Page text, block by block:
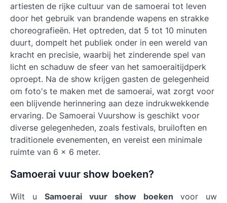
artiesten de rijke cultuur van de samoerai tot leven
door het gebruik van brandende wapens en strakke
choreografieën. Het optreden, dat 5 tot 10 minuten
duurt, dompelt het publiek onder in een wereld van
kracht en precisie, waarbij het zinderende spel van
licht en schaduw de sfeer van het samoeraitijdperk
oproept. Na de show krijgen gasten de gelegenheid
om foto's te maken met de samoerai, wat zorgt voor
een blijvende herinnering aan deze indrukwekkende
ervaring. De Samoerai Vuurshow is geschikt voor
diverse gelegenheden, zoals festivals, bruiloften en
traditionele evenementen, en vereist een minimale
ruimte van 6 x 6 meter.
Samoerai vuur show boeken?
Wilt u Samoerai vuur show boeken voor uw